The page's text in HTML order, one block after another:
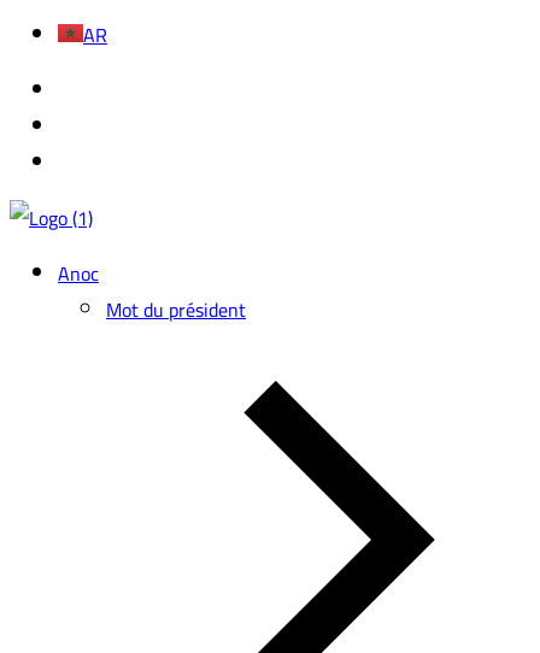
AR
Anoc
Mot du président